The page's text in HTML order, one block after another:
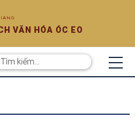
VĂN HÓA ÓC EO